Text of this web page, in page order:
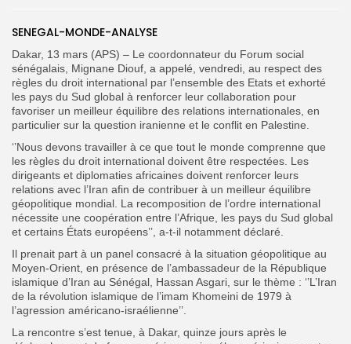
FR
SENEGAL-MONDE-ANALYSE
Dakar, 13 mars (APS) – Le coordonnateur du Forum social
sénégalais, Mignane Diouf, a appelé, vendredi, au respect des
règles du droit international par l’ensemble des Etats et exhorté
les pays du Sud global à renforcer leur collaboration pour
favoriser un meilleur équilibre des relations internationales, en
particulier sur la question iranienne et le conflit en Palestine.
‘’Nous devons travailler à ce que tout le monde comprenne que
les règles du droit international doivent être respectées. Les
dirigeants et diplomaties africaines doivent renforcer leurs
relations avec l’Iran afin de contribuer à un meilleur équilibre
géopolitique mondial. La recomposition de l’ordre international
nécessite une coopération entre l’Afrique, les pays du Sud global
et certains États européens’’, a-t-il notamment déclaré.
Il prenait part à un panel consacré à la situation géopolitique au
Moyen-Orient, en présence de l’ambassadeur de la République
islamique d’Iran au Sénégal, Hassan Asgari, sur le thème : ‘’L’Iran
de la révolution islamique de l’imam Khomeini de 1979 à
l’agression américano-israélienne’’.
La rencontre s’est tenue, à Dakar, quinze jours après le